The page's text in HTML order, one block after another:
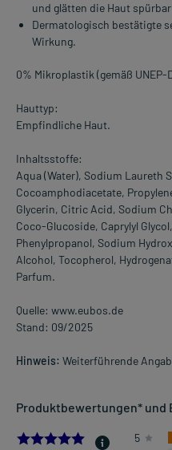
und glätten die Haut
Dermatologisch bestätigte
Wirkung.
0% Mikroplastik (gemäß
Hauttyp:
Empfindliche Haut.
Inhaltsstoffe:
Aqua (Water), Sodium Laureth
Cocoamphodiacetate,
Glycerin, Citric Acid, Sodium
Coco-Glucoside, Caprylyl
Phenylpropanol, Sodium
Alcohol, Tocopherol,
Parfum.
Quelle: www.eubos.de
Stand: 09/2025
Hinweis: Weiterführende
Produktbewertungen* und
5.0 5